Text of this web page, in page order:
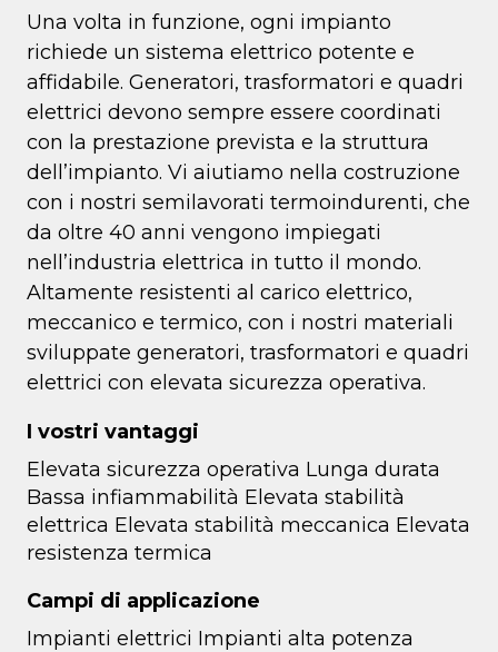
Una volta in funzione, ogni impianto
richiede un sistema elettrico potente e
affidabile. Generatori, trasformatori e quadri
elettrici devono sempre essere coordinati
con la prestazione prevista e la struttura
dell’impianto. Vi aiutiamo nella costruzione
con i nostri semilavorati termoindurenti, che
da oltre 40 anni vengono impiegati
nell’industria elettrica in tutto il mondo.
Altamente resistenti al carico elettrico,
meccanico e termico, con i nostri materiali
sviluppate generatori, trasformatori e quadri
elettrici con elevata sicurezza operativa.
I vostri vantaggi
Elevata sicurezza operativa Lunga durata
Bassa infiammabilità Elevata stabilità
elettrica Elevata stabilità meccanica Elevata
resistenza termica
Campi di applicazione
Impianti elettrici Impianti alta potenza